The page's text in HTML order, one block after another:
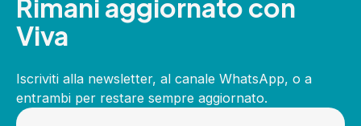
Rimani aggiornato con
Viva
Iscriviti alla newsletter, al canale WhatsApp, o a
entrambi per restare sempre aggiornato.